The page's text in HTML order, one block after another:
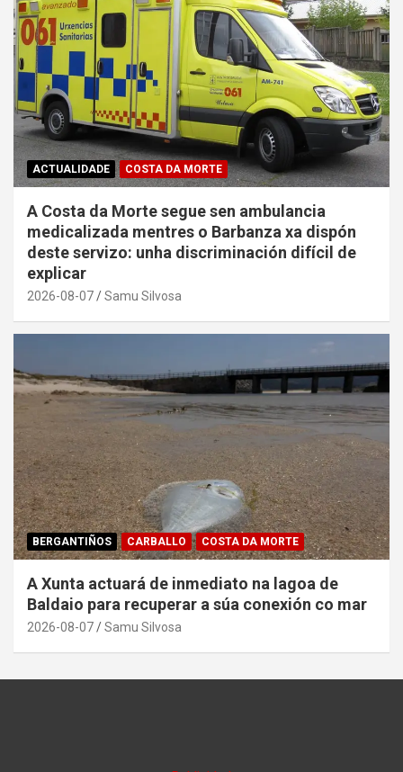
ACTUALIDADE COSTA DA MORTE
A Costa da Morte segue sen ambulancia
medicalizada mentres o Barbanza xa dispón
deste servizo: unha discriminación difícil de
explicar
2026-08-07 Samu Silvosa
BERGANTIÑOS CARBALLO COSTA DA MORTE
A Xunta actuará de inmediato na lagoa de
Baldaio para recuperar a súa conexión co mar
2026-08-07 Samu Silvosa